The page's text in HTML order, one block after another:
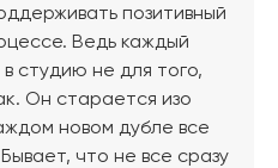
позитивный
Ведь каждый
студию не для того,
Он старается изо
новом дубле все
что не все сразу